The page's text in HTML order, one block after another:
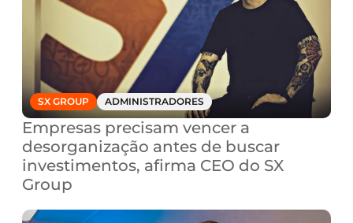
SX GROUP ADMINISTRADORES
Empresas precisam vencer a
desorganização antes de buscar
investimentos, afirma CEO do SX
Group